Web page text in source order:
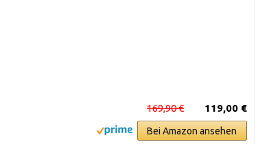
119,00 €
169,90 €
Bei Amazon ansehen